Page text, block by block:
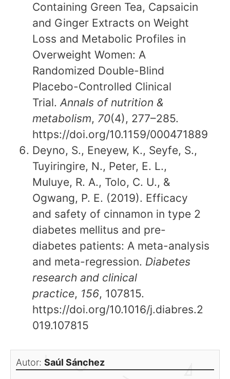
Containing Green Tea, Capsaicin
and Ginger Extracts on Weight
Loss and Metabolic Profiles in
Overweight Women: A
Randomized Double-Blind
Placebo-Controlled Clinical
Trial.Annals of nutrition &
metabolism, 70(4), 277–285.
https://doi.org/10.1159/000471889
Deyno, S., Eneyew, K., Seyfe, S.,
Tuyiringire, N., Peter, E. L.,
Muluye, R. A., Tolo, C. U., &
Ogwang, P. E. (2019). Efficacy
and safety of cinnamon in type 2
diabetes mellitus and pre-
diabetes patients: A meta-analysis
and meta-regression. Diabetes
research and clinical
practice, 156, 107815.
https://doi.org/10.1016/j.diabres.2
019.107815
Autor: Saúl Sánchez